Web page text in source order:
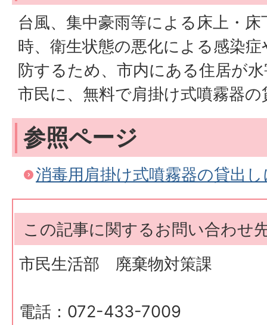
台風、集中豪雨等による床上・
時、衛生状態の悪化による感染
防するため、市内にある住居が
市民に、無料で肩掛け式噴霧器
参照ページ
消毒用肩掛け式噴霧器の貸出
この記事に関するお問い合わせ
市民生活部 廃棄物対策課
電話：072-433-7009